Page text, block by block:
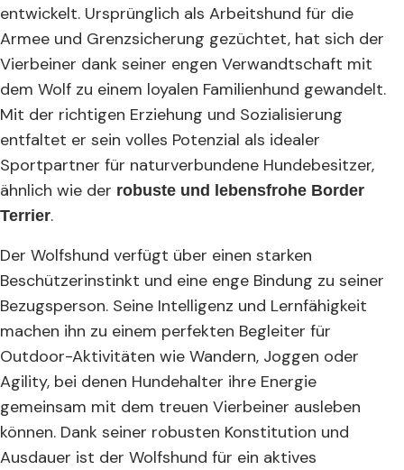
entwickelt. Ursprünglich als Arbeitshund für die
Armee und Grenzsicherung gezüchtet, hat sich der
Vierbeiner dank seiner engen Verwandtschaft mit
dem Wolf zu einem loyalen Familienhund gewandelt.
Mit der richtigen Erziehung und Sozialisierung
entfaltet er sein volles Potenzial als idealer
Sportpartner für naturverbundene Hundebesitzer,
ähnlich wie der robuste und lebensfrohe Border
Terrier.
Der Wolfshund verfügt über einen starken
Beschützerinstinkt und eine enge Bindung zu seiner
Bezugsperson. Seine Intelligenz und Lernfähigkeit
machen ihn zu einem perfekten Begleiter für
Outdoor-Aktivitäten wie Wandern, Joggen oder
Agility, bei denen Hundehalter ihre Energie
gemeinsam mit dem treuen Vierbeiner ausleben
können. Dank seiner robusten Konstitution und
Ausdauer ist der Wolfshund für ein aktives